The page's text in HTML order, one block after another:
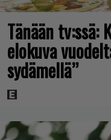
Tänään tv:ssä:
elokuva
sydämellä”